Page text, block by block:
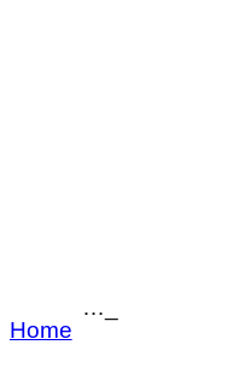
Home
…